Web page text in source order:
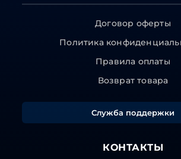
Договор оферты
Политика
Правила оплаты
Возврат товара
Служба поддержки
КОНТАКТЫ